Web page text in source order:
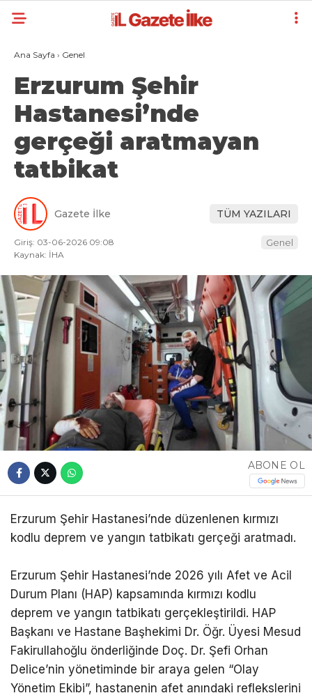
Ana Sayfa › Genel
Erzurum Şehir
Hastanesi’nde
gerçeği aratmayan
tatbikat
Gazete İlke TÜM YAZILARI
Giriş: 03-06-2026 09:08
Kaynak: İHA
Genel
ABONE OL
Erzurum Şehir Hastanesi’nde düzenlenen kırmızı
kodlu deprem ve yangın tatbikatı gerçeği aratmadı.
Erzurum Şehir Hastanesi’nde 2026 yılı Afet ve Acil
Durum Planı (HAP) kapsamında kırmızı kodlu
deprem ve yangın tatbikatı gerçekleştirildi. HAP
Başkanı ve Hastane Başhekimi Dr. Öğr. Üyesi Mesud
Fakirullahoğlu önderliğinde Doç. Dr. Şefi Orhan
Delice’nin yönetiminde bir araya gelen “Olay
Yönetim Ekibi”, hastanenin afet anındaki reflekslerini